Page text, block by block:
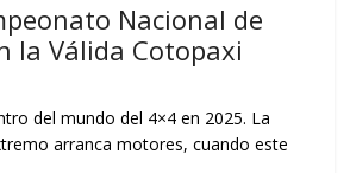
Nacional de
la Válida Cotopaxi
del mundo del 4×4 en 2025. La
arranca motores, cuando este